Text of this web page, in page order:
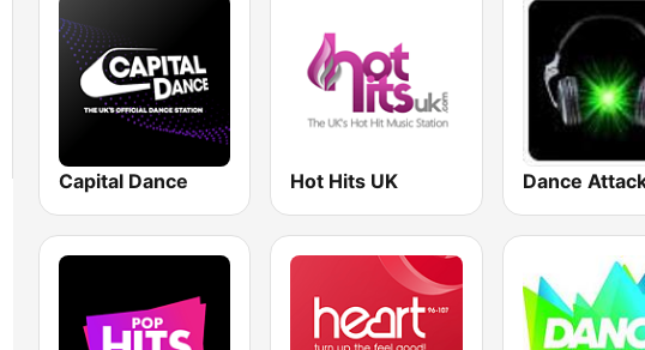
Capital Dance Hot Hits UK Dance